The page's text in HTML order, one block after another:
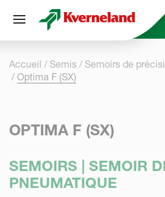
Skip
Accueil Semis
Semoirs de
Optima F (SX)
OPTIMA F (SX)
SEMOIRS | SEMOIR
PNEUMATIQUE
Panneau de gestion des cookies